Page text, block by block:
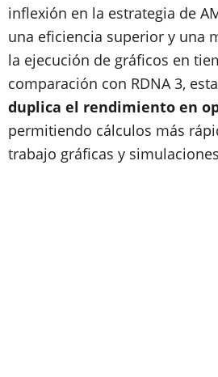
inflexión en la estrategia de
una eficiencia superior y una
la ejecución de gráficos en
comparación con RDNA 3,
duplica el rendimiento en
permitiendo cálculos más
trabajo gráficas y